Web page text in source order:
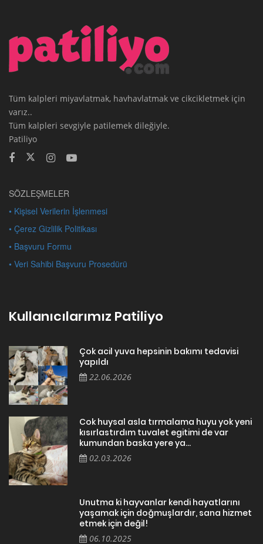
Tüm kalpleri miyavlatmak, havhavlatmak ve cikcikletmek için
varız..
Tüm kalpleri sevgiyle patilemek dileğiyle.
Patiliyo
SÖZLEŞMELER
• Kişisel Verilerin İşlenmesi
• Çerez Gizlilik Politikası
• Başvuru Formu
• Veri Sahibi Başvuru Prosedürü
Kullanıcılarımız Patiliyo
Çok acil yuva hepsinin bakımı tedavisi
yapıldı
22.06.2026
Cok huysal asla tırmalama huyu yok yeni
kısırlastırdım tuvalet egitimi de var
kumundan baska yere ya...
02.03.2026
Unutma ki hayvanlar kendi hayatlarını
yaşamak için doğmuşlardır, sana hizmet
etmek için değil!
06.10.2025